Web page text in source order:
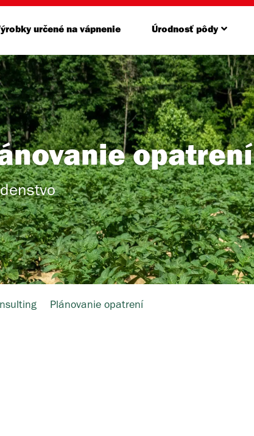
určené na vápnenie Úrodnosť pôdy
opatrení
Plánovanie opatrení